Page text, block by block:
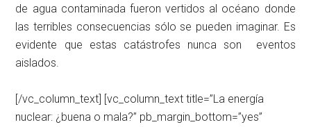
de agua contaminada fueron vertidos al océano donde
las terribles consecuencias sólo se pueden imaginar. Es
evidente que estas catástrofes nunca son eventos
aislados.
[/vc_column_text] [vc_column_text title=”La energía
nuclear: ¿buena o mala?” pb_margin_bottom=”yes”